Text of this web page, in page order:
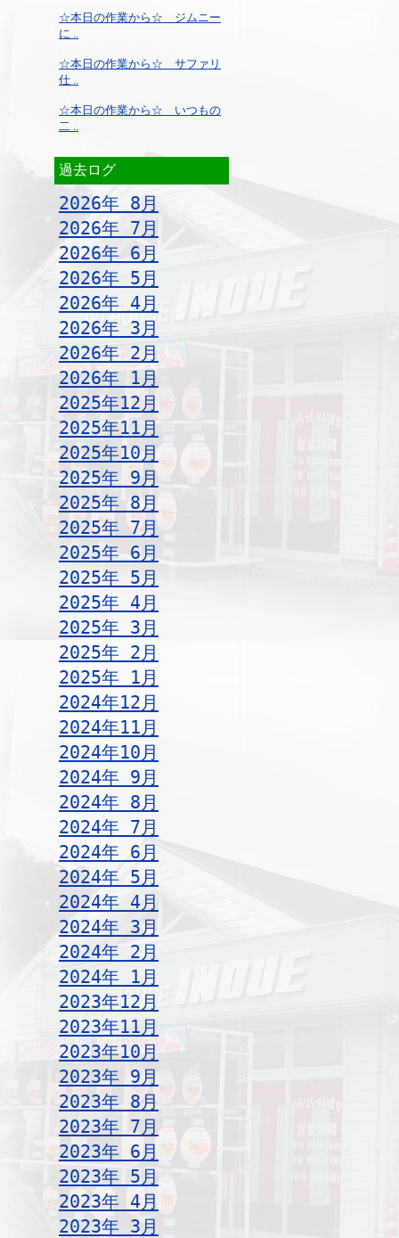
☆本日の作業から☆ ジムニー
に ..
☆本日の作業から☆ サファリ
仕 ..
☆本日の作業から☆ いつもの
二 ..
過去ログ
2026年 8月
2026年 7月
2026年 6月
2026年 5月
2026年 4月
2026年 3月
2026年 2月
2026年 1月
2025年12月
2025年11月
2025年10月
2025年 9月
2025年 8月
2025年 7月
2025年 6月
2025年 5月
2025年 4月
2025年 3月
2025年 2月
2025年 1月
2024年12月
2024年11月
2024年10月
2024年 9月
2024年 8月
2024年 7月
2024年 6月
2024年 5月
2024年 4月
2024年 3月
2024年 2月
2024年 1月
2023年12月
2023年11月
2023年10月
2023年 9月
2023年 8月
2023年 7月
2023年 6月
2023年 5月
2023年 4月
2023年 3月